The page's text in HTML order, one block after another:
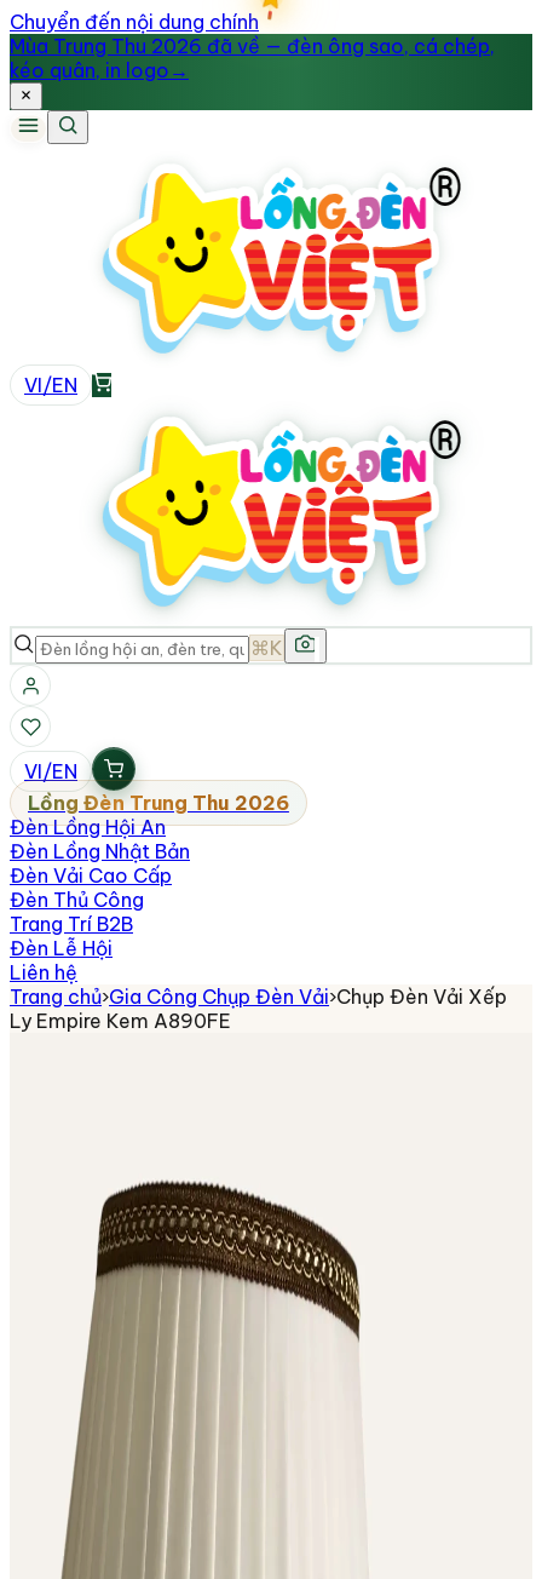
Chuyển đến nội dung chính
Mùa Trung Thu 2026 đã về — đèn ông sao, cá chép,
kéo quân, in logo →
VI/EN
⌘K
VI/EN
Lồng Đèn Trung Thu 2026
Đèn Lồng Hội An
Đèn Lồng Nhật Bản
Đèn Vải Cao Cấp
Đèn Thủ Công
Trang Trí B2B
Đèn Lễ Hội
Liên hệ
Trang chủ›Gia Công Chụp Đèn Vải›Chụp Đèn Vải Xếp
Ly Empire Kem A890FE